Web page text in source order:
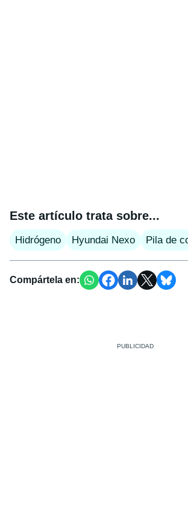
Este artículo trata sobre...
Hidrógeno Hyundai Nexo Pila de
Compártela en: